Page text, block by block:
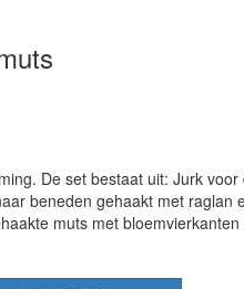
De set bestaat uit: Jurk
beneden gehaakt met raglan
muts met